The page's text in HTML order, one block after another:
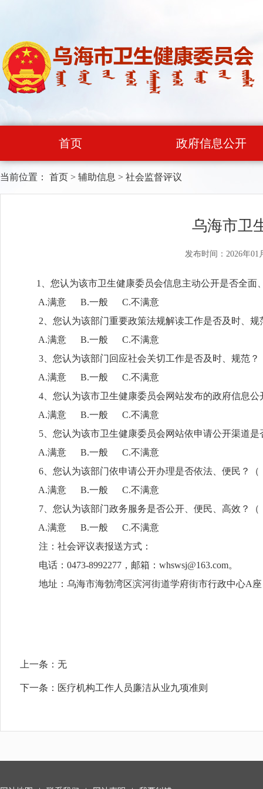
首页 政府信息公开
当前位置： 首页 > 辅助信息 > 社会监督评议
乌海市卫
发布时间：2026年01
1、您认为该市卫生健康委员会信息主动公开是否全面
A.满意 B.一般 C.不满意
2、您认为该部门重要政策法规解读工作是否及时、
A.满意 B.一般 C.不满意
3、您认为该部门 回应社会关切工作是否及时、规范
A.满意 B.一般 C.不满意
4、您认为该市卫生健康委员会网站发布的政府信息公
A.满意 B.一般 C.不满意
5、您认为该市卫生健康委员会网站依申请公开渠道是
A.满意 B.一般 C.不满意
6、您认为该部门依申请公开办理是否依法、便民？
A.满意 B.一般 C.不满意
7、您认为该部门政务服务是否公开、便民、高效？
A.满意 B.一般 C.不满意
注：社会评议表报送方式：
电话：0473-8992277，邮箱：whswsj@163.com。
地址：乌海市海勃湾区滨河街道学府街市行政中心A座
上一条： 无
下一条： 医疗机构工作人员廉洁从业九项准则